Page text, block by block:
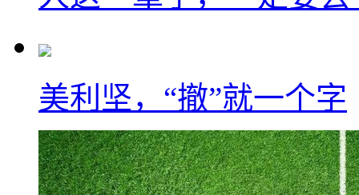
美利坚，“撤”就一个字